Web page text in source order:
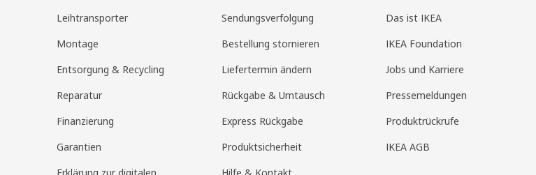
Leihtransporter
Montage
Entsorgung & Recycling
Reparatur
Finanzierung
Garantien
Sendungsverfolgung
Bestellung stornieren
Liefertermin ändern
Rückgabe & Umtausch
Express Rückgabe
Produktsicherheit
Das ist IKEA
IKEA Foundation
Jobs und Karriere
Pressemeldungen
Produktrückrufe
IKEA AGB